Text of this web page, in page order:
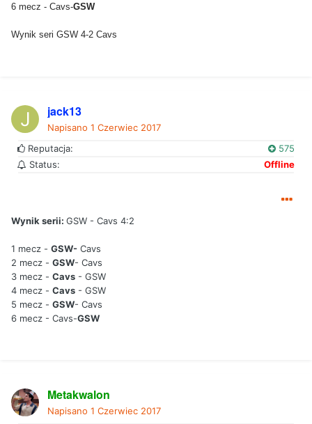
6 mecz - Cavs-GSW
Wynik seri GSW 4-2 Cavs
jack13
Napisano 1 Czerwiec 2017
Reputacja:
575
Status:
Offline
Wynik serii: GSW - Cavs 4:2
1 mecz - GSW- Cavs
2 mecz - GSW- Cavs
3 mecz - Cavs - GSW
4 mecz - Cavs - GSW
5 mecz - GSW- Cavs
6 mecz - Cavs-GSW
Metakwalon
Napisano 1 Czerwiec 2017